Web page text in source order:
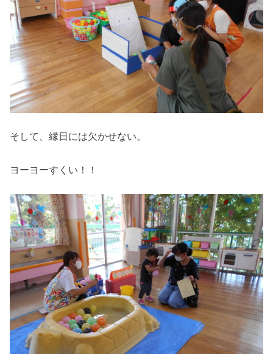
そして、縁日には欠かせない。
ヨーヨーすくい！！